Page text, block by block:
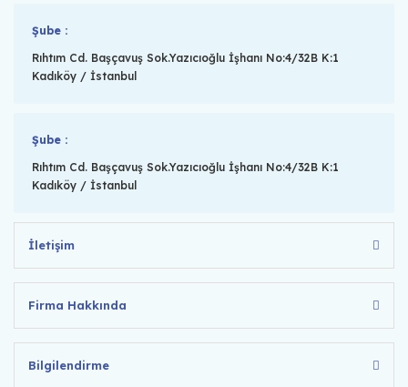
Şube :
Rıhtım Cd. Başçavuş Sok.Yazıcıoğlu İşhanı No:4/32B K:1
Kadıköy / İstanbul
Şube :
Rıhtım Cd. Başçavuş Sok.Yazıcıoğlu İşhanı No:4/32B K:1
Kadıköy / İstanbul
İletişim
Firma Hakkında
Bilgilendirme